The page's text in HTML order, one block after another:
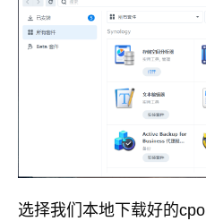
选择我们本地下载好的